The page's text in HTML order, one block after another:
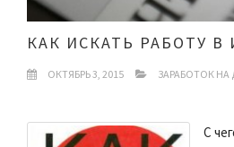
КАК ИСКАТЬ РАБОТУ В
ОКТЯБРЬ 3, 2015 ЗАРАБОТОК
С